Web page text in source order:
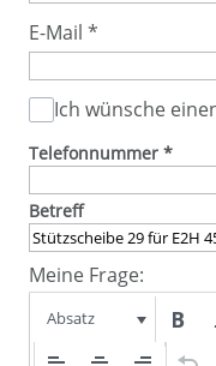
E-Mail *
Ich wünsche
Telefonnummer *
Betreff
Meine Frage:
Absatz